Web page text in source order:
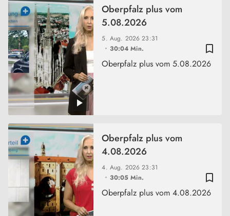
bookmark_border
5. Aug. 202623:31
30:04 Min.
Oberpfalz plus vom
5.08.2026
Oberpfalz plus vom 5.08.2026
bookmark_border
4. Aug. 202623:31
30:05 Min.
Oberpfalz plus vom
4.08.2026
Oberpfalz plus vom 4.08.2026